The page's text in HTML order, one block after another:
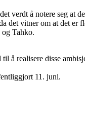
verdt å notere seg at
det vitner om at det
Tahko.
å realisere disse
11. juni.